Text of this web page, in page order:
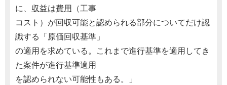
に、 収益は費用 （工事
コスト）が回収可能と認められる部分についてだけ認
識する「原価回収基準」
の適用を求めている。これまで進行基準を適用してき
た案件が進行基準適用
を認められない可能性もある。」